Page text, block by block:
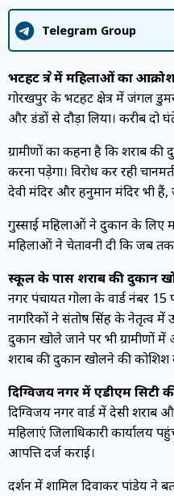
Telegram Group
भटहट क्षेत्र में महिलाओं का
गोरखपुर के भटहट क्षेत्र में जंगल
और डंडों से दौड़ा लिया। करीब दो
ग्रामीणों का कहना है कि शराब
करना पड़ेगा। विरोध कर रही
देवी मंदिर और हनुमान मंदिर भी
गुस्साई महिलाओं ने दुकान के लिए
महिलाओं ने चेतावनी दी कि जब तक
स्कूल के पास शराब की दुकान
नगर पंचायत गोला के वार्ड नंबर 15
नागरिकों ने संतोष सिंह के नेतृत्व में
दुकान खोले जाने पर भी ग्रामीणों
शराब की दुकान खोलने की कोशिश
दिग्विजय नगर में एडीएम सिटी
दिग्विजय नगर वार्ड में देसी शराब
महिलाएं जिलाधिकारी कार्यालय
आपत्ति दर्ज कराई।
प्रदर्शन में शामिल दिवाकर पांडेय ने